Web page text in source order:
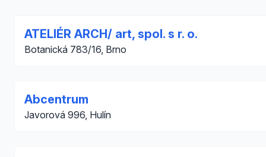
ATELIÉR ARCH/ art, spol. s r. o.
Botanická 783/16, Brno
Abcentrum
Javorová 996, Hulín